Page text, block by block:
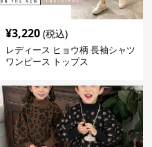
¥3,220 (税込)
レディース ヒョウ柄 長袖シャツ
ワンピース トップス